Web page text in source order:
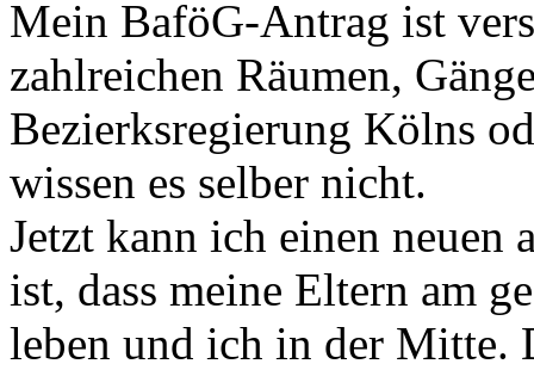
Mein BaföG-Antrag ist
zahlreichen Räumen,
Bezierksregierung Kölns
wissen es selber nicht.
Jetzt kann ich einen
ist, dass meine Eltern am
leben und ich in der Mitte.